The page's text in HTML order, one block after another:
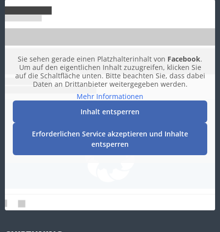
Sie sehen gerade einen Platzhalterinhalt von Facebook.
Um auf den eigentlichen Inhalt zuzugreifen, klicken Sie
auf die Schaltfläche unten. Bitte beachten Sie, dass dabei
Daten an Drittanbieter weitergegeben werden.
Mehr Informationen
Inhalt entsperren
Erforderlichen Service akzeptieren und Inhalte
entsperren